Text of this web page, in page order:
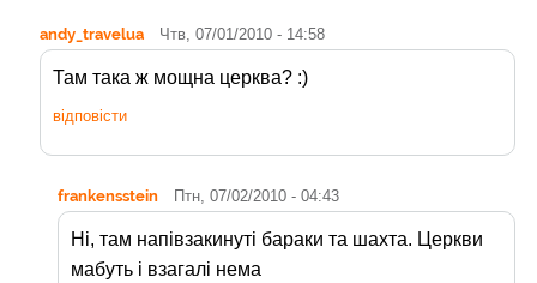
andy_travelua Чтв, 07/01/2010 - 14:58
Там така ж мощна церква? :)
відповісти
frankensstein Птн, 07/02/2010 - 04:43
Ні, там напівзакинуті бараки та шахта. Церкви
мабуть і взагалі нема